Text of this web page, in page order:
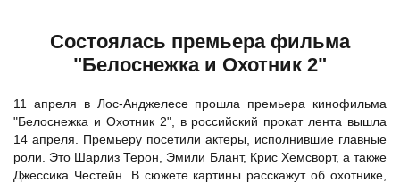
Состоялась премьера фильма
"Белоснежка и Охотник 2"
11 апреля в Лос-Анджелесе прошла премьера кинофильма
"Белоснежка и Охотник 2", в российский прокат лента вышла
14 апреля. Премьеру посетили актеры, исполнившие главные
роли. Это Шарлиз Терон, Эмили Блант, Крис Хемсворт, а также
Джессика Честейн. В сюжете картины расскажут об охотнике,